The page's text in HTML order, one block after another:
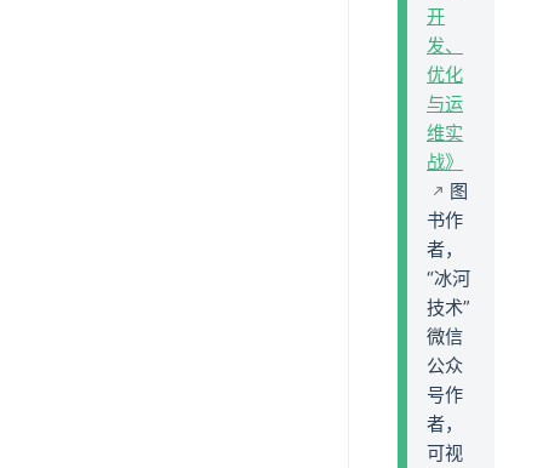
开
发、
优化
与运
维实
战》
图
书作
者，
“冰河
技术”
微信
公众
号作
者，
可视